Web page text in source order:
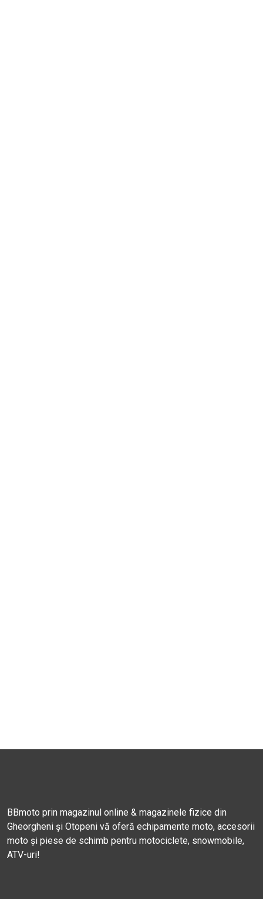
BBmoto prin magazinul online & magazinele fizice din
Gheorgheni și Otopeni vă oferă echipamente moto, accesorii
moto și piese de schimb pentru motociclete, snowmobile,
ATV-uri!